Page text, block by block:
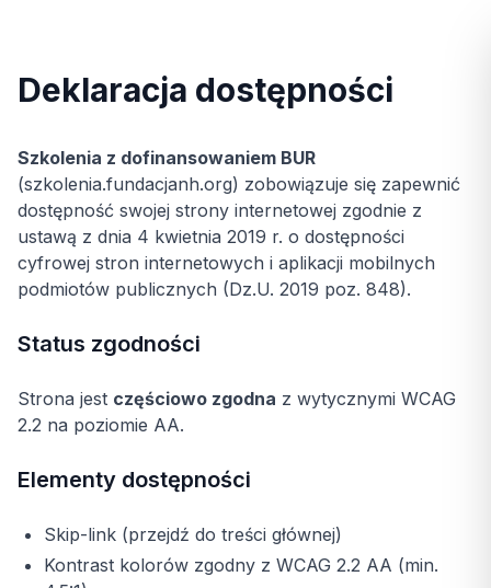
Deklaracja dostępności
Szkolenia z dofinansowaniem BUR
(szkolenia.fundacjanh.org) zobowiązuje się zapewnić
dostępność swojej strony internetowej zgodnie z
ustawą z dnia 4 kwietnia 2019 r. o dostępności
cyfrowej stron internetowych i aplikacji mobilnych
podmiotów publicznych (Dz.U. 2019 poz. 848).
Status zgodności
Strona jest częściowo zgodna z wytycznymi WCAG
2.2 na poziomie AA.
Elementy dostępności
Skip-link (przejdź do treści głównej)
Kontrast kolorów zgodny z WCAG 2.2 AA (min.